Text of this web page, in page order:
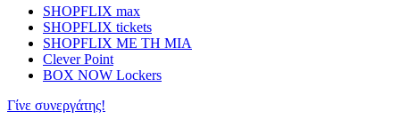
SHOPFLIX max
SHOPFLIX tickets
SHOPFLIX ΜΕ ΤΗ ΜΙΑ
Clever Point
BOX NOW Lockers
Γίνε συνεργάτης!